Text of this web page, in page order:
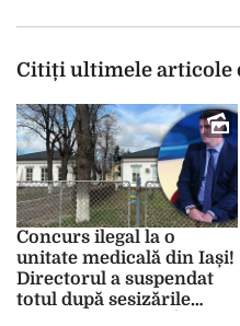
Citiți ultimele articole
Concurs ilegal la o
unitate medicală din Iași!
Directorul a suspendat
totul după sesizările